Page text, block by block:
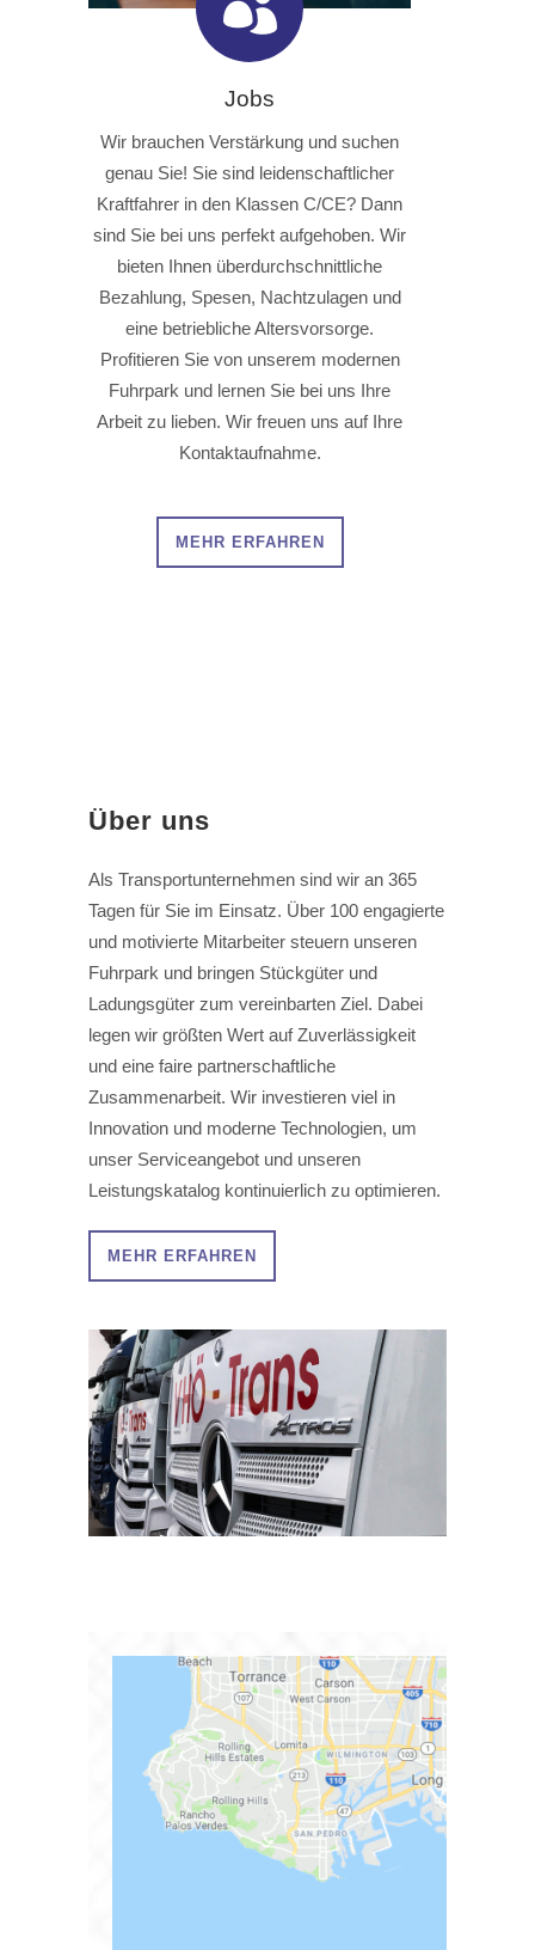
Jobs
Wir brauchen Verstärkung und suchen
genau Sie! Sie sind leidenschaftlicher
Kraftfahrer in den Klassen C/CE? Dann
sind Sie bei uns perfekt aufgehoben. Wir
bieten Ihnen überdurchschnittliche
Bezahlung, Spesen, Nachtzulagen und
eine betriebliche Altersvorsorge.
Profitieren Sie von unserem modernen
Fuhrpark und lernen Sie bei uns Ihre
Arbeit zu lieben. Wir freuen uns auf Ihre
Kontaktaufnahme.
MEHR ERFAHREN
Über uns
Als Transportunternehmen sind wir an 365
Tagen für Sie im Einsatz. Über 100 engagierte
und motivierte Mitarbeiter steuern unseren
Fuhrpark und bringen Stückgüter und
Ladungsgüter zum vereinbarten Ziel. Dabei
legen wir größten Wert auf Zuverlässigkeit
und eine faire partnerschaftliche
Zusammenarbeit. Wir investieren viel in
Innovation und moderne Technologien, um
unser Serviceangebot und unseren
Leistungskatalog kontinuierlich zu optimieren.
MEHR ERFAHREN